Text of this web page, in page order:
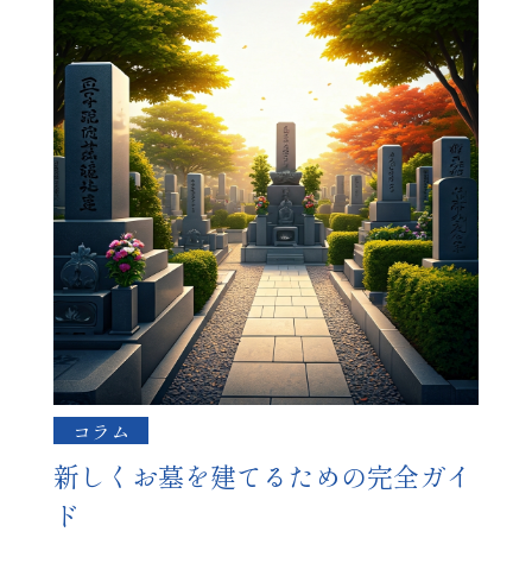
新しくお墓を建てるための完全ガイ
ド
コラム